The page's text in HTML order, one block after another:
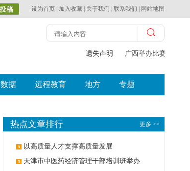
设为首页 加入收藏 关于我们 联系我们 网站地图
遗失声明 广西举办比赛探索中
数据 远程教育 地方 专题
更多 >>
热点文章排行
以高质量人才支撑高质量发展
天津市中医药经济管理干部培训班举办